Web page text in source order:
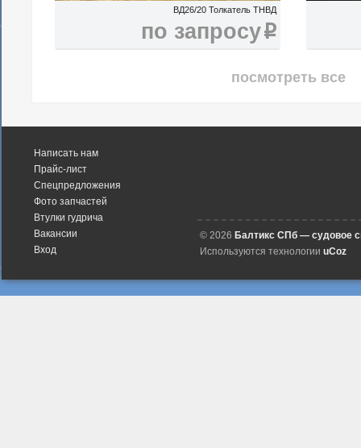
ВД26/20 Толкатель ТНВД
по запросу i
посмотреть все
Написать нам
Прайс-лист
Спецпредложения
Фото запчастей
Втулки гудрича
Вакансии
Вход
© 2026 Балтикс СПб — судовое
Используются технологии uCoz